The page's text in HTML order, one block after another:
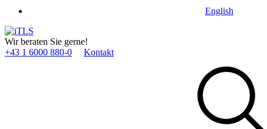
English
Wir beraten Sie gerne!
+43 1 6000 880­-0
Kontakt